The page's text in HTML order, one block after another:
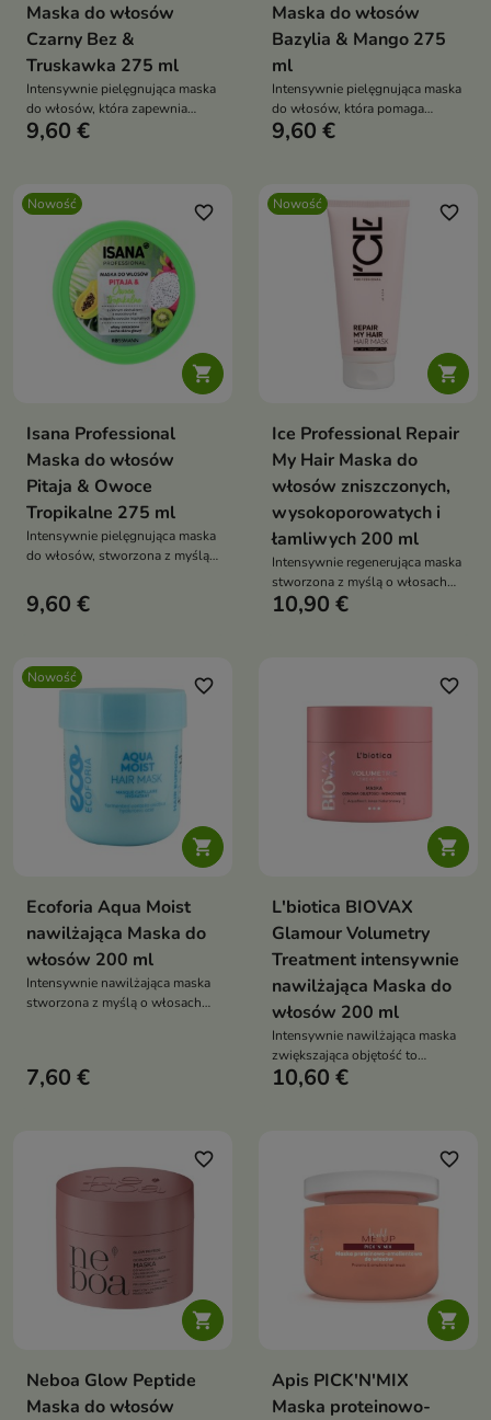
Maska do włosów
Czarny Bez &
Truskawka 275 ml
Intensywnie pielęgnująca maska
do włosów, która zapewnia
pasmom odpowiednią dawkę
9,60 €
Maska do włosów
Bazylia & Mango 275
ml
Intensywnie pielęgnująca maska
do włosów, która pomaga
przywrócić pasmom miękkość,
9,60 €
Nowość

favorite_border
Isana Professional
Maska do włosów
Pitaja & Owoce
Tropikalne 275 ml
Intensywnie pielęgnująca maska
do włosów, stworzona z myślą
wymagających regeneracji.
9,60 €
Nowość

favorite_border
Ice Professional Repair
My Hair Maska do
włosów zniszczonych,
wysokoporowatych i
łamliwych 200 ml
Intensywnie regenerująca maska
stworzona z myślą o włosach
wymagających odbudowy i
10,90 €
Nowość

favorite_border
Ecoforia Aqua Moist
nawilżająca Maska do
włosów 200 ml
Intensywnie nawilżająca maska
stworzona z myślą o włosach
7,60 €

favorite_border
L'biotica BIOVAX
Glamour Volumetry
Treatment intensywnie
nawilżająca Maska do
włosów 200 ml
Intensywnie nawilżająca maska
zwiększająca objętość to
pielęgnacja stworzona z myślą o
10,60 €

favorite_border
Neboa Glow Peptide
Maska do włosów

favorite_border
Apis PICK'N'MIX
Maska proteinowo-